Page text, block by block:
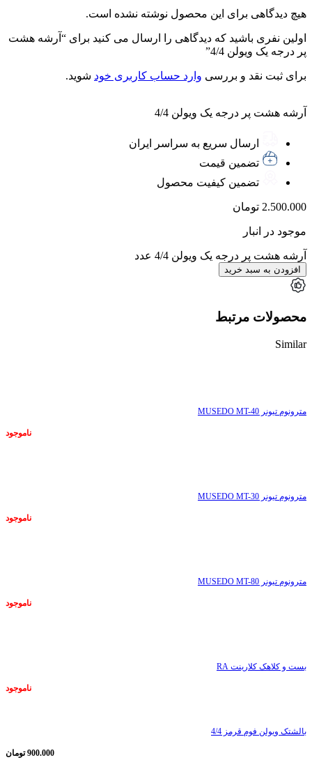
هیچ دیدگاهی برای این محصول نوشته نشده است.
اولین نفری باشید که دیدگاهی را ارسال می کنید برای “آرشه هشت
پر درجه یک ویولن 4/4”
برای ثبت نقد و بررسی وارد حساب کاربری خود شوید.
آرشه هشت پر درجه یک ویولن 4/4
ارسال سریع به سراسر ایران
تضمین قیمت
تضمین کیفیت محصول
2.500.000 تومان
موجود در انبار
آرشه هشت پر درجه یک ویولن 4/4 عدد
افزودن به سبد خرید
محصولات مرتبط
Similar
مترونوم تیونر MUSEDO MT-40
ناموجود
مترونوم تیونر MUSEDO MT-30
ناموجود
مترونوم تیونر MUSEDO MT-80
ناموجود
بست و کلاهک کلارینت RA
ناموجود
بالشتک ویولن فوم قرمز 4/4
900.000 تومان